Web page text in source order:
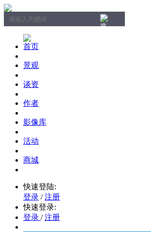
首页
景观
谈资
作者
影像库
活动
商城
快速登陆:
登录 / 注册
快速登录:
登录 / 注册